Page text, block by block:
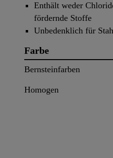
Enthält weder
fördernde Stoffe
Unbedenklich für
Farbe
Bernsteinfarben
Homogen